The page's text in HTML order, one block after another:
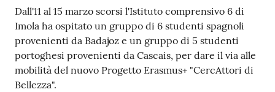
a
Argomenti
PNRR
Contenuto
Dall'11 al 15 marzo scorsi l'Istituto comprensivo 6 di
Imola ha ospitato un gruppo di 6 studenti spagnoli
provenienti da Badajoz e un gruppo di 5 studenti
portoghesi provenienti da Cascais, per dare il via alle
mobilità del nuovo Progetto Erasmus+ "CercAttori di
Bellezza".